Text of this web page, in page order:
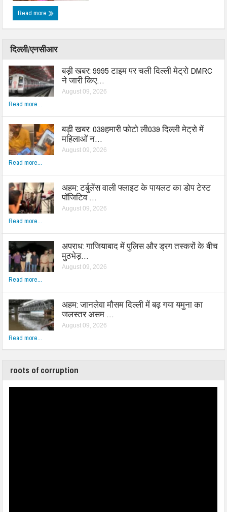
Read more
दिल्ली/एनसीआर
बड़ी खबर: 9995 टाइम पर चली दिल्ली मेट्रो DMRC
ने जारी किए…
August 09, 2026
Read more...
बड़ी खबर: 039हमारी फोटो ली039 दिल्ली मेट्रो में
महिलाओं न…
August 09, 2026
Read more...
अहम: टर्बुलेंस वाली फ्लाइट के पायलट का डोप टेस्ट
पॉजिटिव …
August 09, 2026
Read more...
अपराध: गाजियाबाद में पुलिस और ड्रग तस्करों के बीच
मुठभेड़…
August 09, 2026
Read more...
अहम: जानलेवा मौसम दिल्ली में बढ़ गया यमुना का
जलस्तर असम …
August 09, 2026
Read more...
roots of corruption